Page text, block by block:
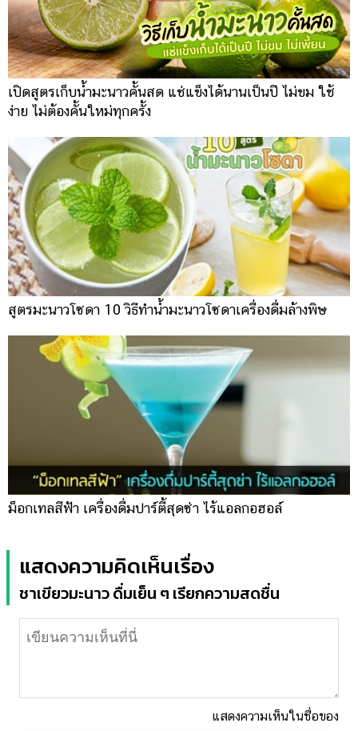
เปิดสูตรเก็บน้ำมะนาวคั้นสด แช่แข็งได้นานเป็นปี ไม่ขม ใช้
ง่าย ไม่ต้องคั้นใหม่ทุกครั้ง
สูตรมะนาวโซดา 10 วิธีทำน้ำมะนาวโซดาเครื่องดื่มล้างพิษ
ม็อกเทลสีฟ้า เครื่องดื่มปาร์ตี้สุดซ่า ไร้แอลกอฮอล์
แสดงความคิดเห็นเรื่อง
ชาเขียวมะนาว ดื่มเย็น ๆ เรียกความสดชื่น
แสดงความเห็นในชื่อของ